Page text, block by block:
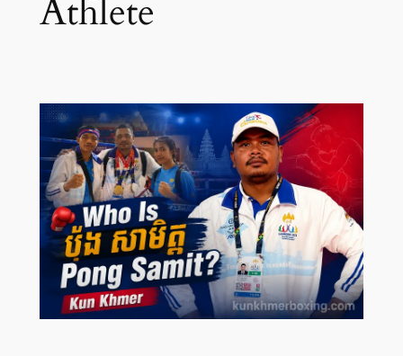
Athlete